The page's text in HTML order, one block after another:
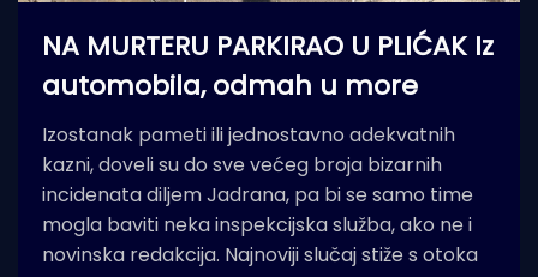
NA MURTERU PARKIRAO U PLIĆAK Iz
automobila, odmah u more
Izostanak pameti ili jednostavno adekvatnih
kazni, doveli su do sve većeg broja bizarnih
incidenata diljem Jadrana, pa bi se samo time
mogla baviti neka inspekcijska služba, ako ne i
novinska redakcija. Najnoviji slučaj stiže s otoka